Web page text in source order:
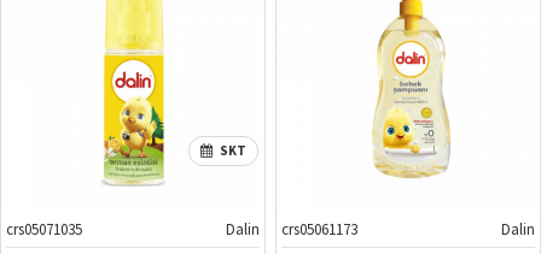
%19
SKT
crs05071035
Dalin
%14
crs05061173
Dalin